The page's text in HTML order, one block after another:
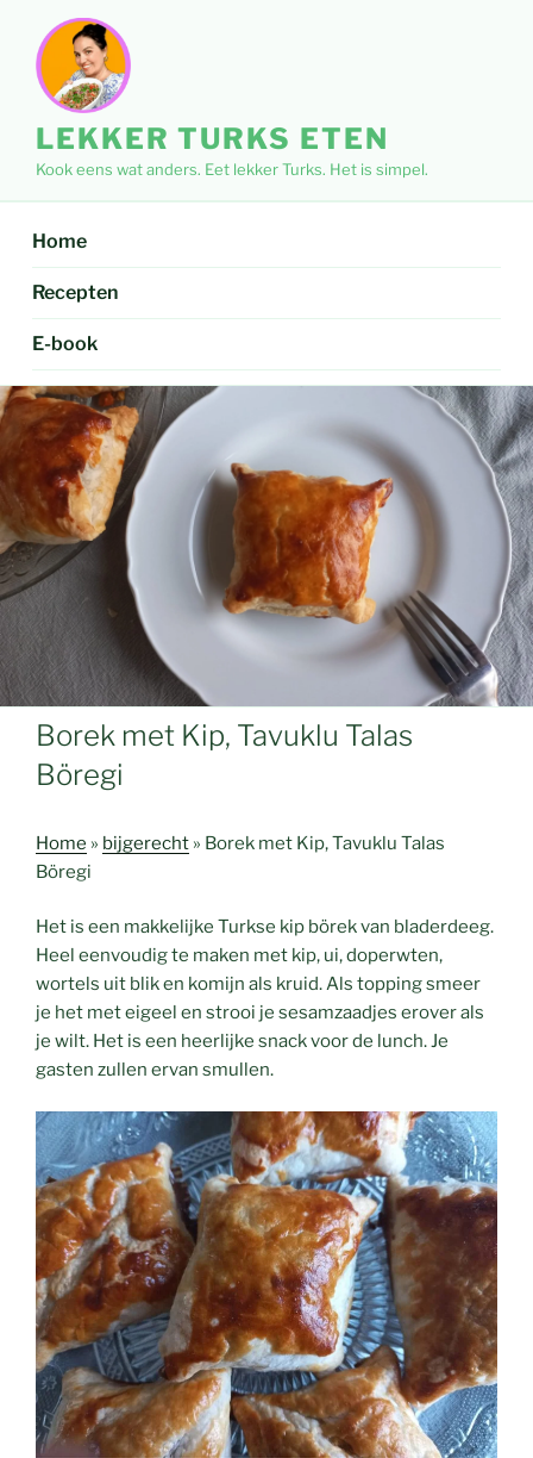
inhoud
LEKKER TURKS ETEN
Kook eens wat anders. Eet lekker Turks. Het is simpel.
Home
Recepten
E-book
Borek met Kip, Tavuklu Talas
Böregi
Home » bijgerecht » Borek met Kip, Tavuklu Talas
Böregi
Het is een makkelijke Turkse kip börek van bladerdeeg.
Heel eenvoudig te maken met kip, ui, doperwten,
wortels uit blik en komijn als kruid. Als topping smeer
je het met eigeel en strooi je sesamzaadjes erover als
je wilt. Het is een heerlijke snack voor de lunch. Je
gasten zullen ervan smullen.